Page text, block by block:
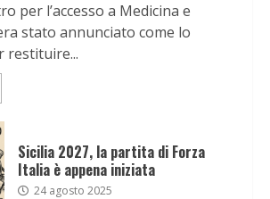
per l’accesso a Medicina e
stato annunciato come lo
restituire...
Sicilia 2027, la partita di Forza
Italia è appena iniziata
24 agosto 2025